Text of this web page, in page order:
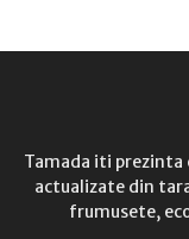
Tamada iti
actualizate din
frumusete,